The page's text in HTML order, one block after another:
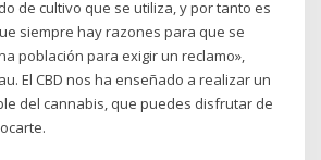
de cultivo que se utiliza, y por tanto es
siempre hay razones para que se
población para exigir un reclamo»,
El CBD nos ha enseñado a realizar un
del cannabis, que puedes disfrutar de